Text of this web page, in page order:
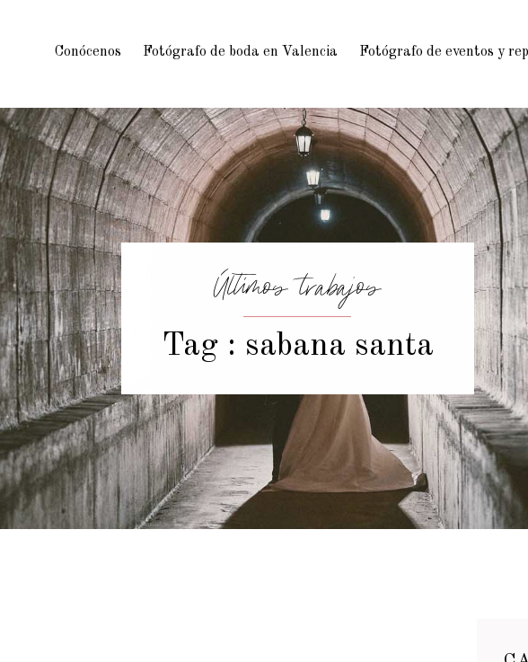
Conócenos Fotógrafo de boda en Valencia Fotógrafo de eventos y
Últimos trabajos
Tag : sabana santa